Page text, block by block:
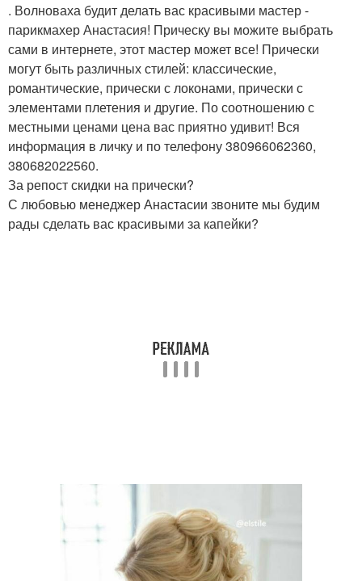
. Волноваха будит делать вас красивыми мастер -
парикмахер Анастасия! Прическу вы можите выбрать
сами в интернете, этот мастер может все! Прически
могут быть различных стилей: классические,
романтические, прически с локонами, прически с
элементами плетения и другие. По соотношению с
местными ценами цена вас приятно удивит! Вся
информация в личку и по телефону 380966062360,
380682022560.
За репост скидки на прически?
С любовью менеджер Анастасии звоните мы будим
рады сделать вас красивыми за капейки?